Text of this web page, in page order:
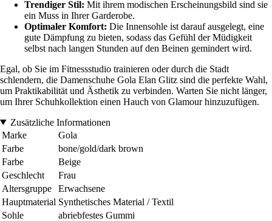
Trendiger Stil: Mit ihrem modischen Erscheinungsbild sind sie
ein Muss in Ihrer Garderobe.
Optimaler Komfort: Die Innensohle ist darauf ausgelegt, eine
gute Dämpfung zu bieten, sodass das Gefühl der Müdigkeit
selbst nach langen Stunden auf den Beinen gemindert wird.
Egal, ob Sie im Fitnessstudio trainieren oder durch die Stadt
schlendern, die Damenschuhe Gola Elan Glitz sind die perfekte Wahl,
um Praktikabilität und Ästhetik zu verbinden. Warten Sie nicht länger,
um Ihrer Schuhkollektion einen Hauch von Glamour hinzuzufügen.
Zusätzliche Informationen
Marke
Gola
Farbe
bone/gold/dark brown
Farbe
Beige
Geschlecht
Frau
Altersgruppe
Erwachsene
Hauptmaterial Synthetisches Material / Textil
Sohle
abriebfestes Gummi